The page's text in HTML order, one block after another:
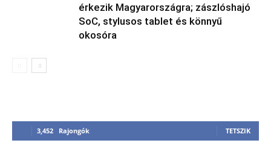
érkezik Magyarországra; zászlóshajó
SoC, stylusos tablet és könnyű
okosóra
3,452 Rajongók TETSZIK